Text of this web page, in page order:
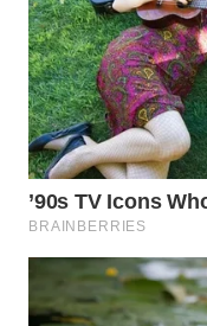
WN
TAPANULI
SELATAN
WN
TANJUNG
LESUNG
WN
KARO